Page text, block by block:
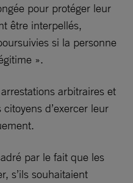
pour protéger leur
être interpellés,
si la personne
».
arbitraires et
d’exercer leur
par le fait que les
s’ils souhaitaient